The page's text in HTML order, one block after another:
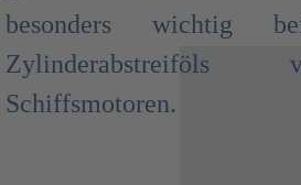
besonders wichtig
Schiffsmotoren.